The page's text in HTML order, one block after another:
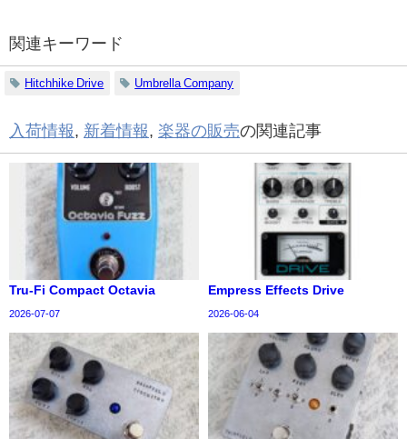
関連キーワード
Hitchhike Drive Umbrella Company
入荷情報, 新着情報, 楽器の販売の関連記事
Tru-Fi Compact Octavia
2026-07-07
Empress Effects Drive
2026-06-04